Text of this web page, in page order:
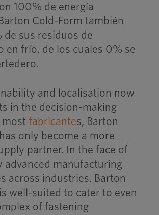
100% de energía
Cold-Form también
de sus residuos de
en frío, de los cuales 0% se
and localisation now
in the decision-making
most fabricantes, Barton
only become a more
partner. In the face of
advanced manufacturing
across industries, Barton
well-suited to cater to even
of fastening